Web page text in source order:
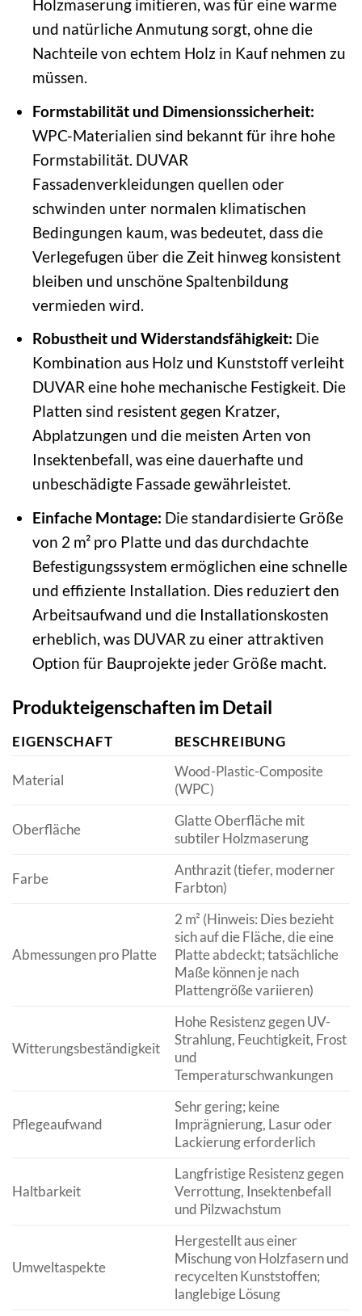
Holzmaserung imitieren, was für eine warme
und natürliche Anmutung sorgt, ohne die
Nachteile von echtem Holz in Kauf nehmen zu
müssen.
Formstabilität und Dimensionssicherheit:
WPC-Materialien sind bekannt für ihre hohe
Formstabilität. DUVAR
Fassadenverkleidungen quellen oder
schwinden unter normalen klimatischen
Bedingungen kaum, was bedeutet, dass die
Verlegefugen über die Zeit hinweg konsistent
bleiben und unschöne Spaltenbildung
vermieden wird.
Robustheit und Widerstandsfähigkeit: Die
Kombination aus Holz und Kunststoff verleiht
DUVAR eine hohe mechanische Festigkeit. Die
Platten sind resistent gegen Kratzer,
Abplatzungen und die meisten Arten von
Insektenbefall, was eine dauerhafte und
unbeschädigte Fassade gewährleistet.
Einfache Montage: Die standardisierte Größe
von 2 m² pro Platte und das durchdachte
Befestigungssystem ermöglichen eine schnelle
und effiziente Installation. Dies reduziert den
Arbeitsaufwand und die Installationskosten
erheblich, was DUVAR zu einer attraktiven
Option für Bauprojekte jeder Größe macht.
Produkteigenschaften im Detail
EIGENSCHAFT BESCHREIBUNG
Material
Wood-Plastic-Composite
(WPC)
Oberfläche
Glatte Oberfläche mit
subtiler Holzmaserung
Farbe
Anthrazit (tiefer, moderner
Farbton)
Abmessungen pro Platte
2 m² (Hinweis: Dies bezieht
sich auf die Fläche, die eine
Platte abdeckt; tatsächliche
Maße können je nach
Plattengröße variieren)
Witterungsbeständigkeit
Hohe Resistenz gegen UV-
Strahlung, Feuchtigkeit, Frost
und
Temperaturschwankungen
Pflegeaufwand
Sehr gering; keine
Imprägnierung, Lasur oder
Lackierung erforderlich
Haltbarkeit
Langfristige Resistenz gegen
Verrottung, Insektenbefall
und Pilzwachstum
Umweltaspekte
Hergestellt aus einer
Mischung von Holzfasern und
recycelten Kunststoffen;
langlebige Lösung